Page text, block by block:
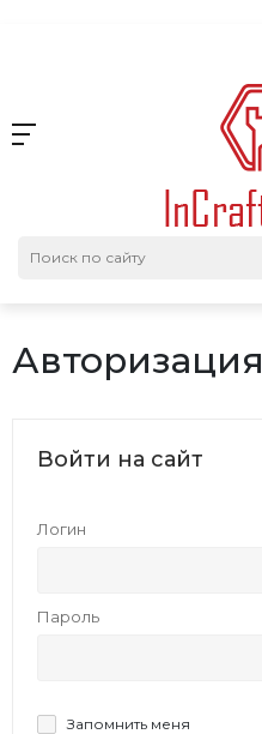
Авторизация
Войти на сайт
Логин
Пароль
Запомнить меня